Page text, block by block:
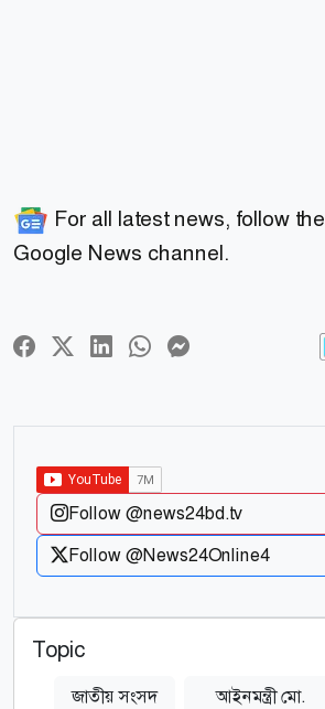
For all latest news, follow the
Google News channel.
Follow @news24bd.tv
Follow @News24Online4
Topic
জাতীয় সংসদ
আইনমন্ত্রী মো.